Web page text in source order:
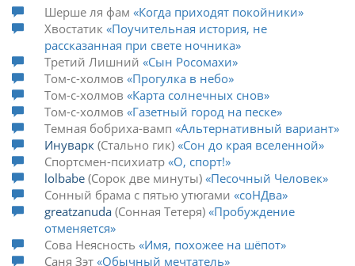
Шерше ля фам
Когда приходят покойники
Хвостатик
Поучительная история, не
рассказанная при свете ночника
Третий Лишний
Сын Росомахи
Том-с-холмов
Прогулка в небо
Том-с-холмов
Карта солнечных снов
Том-с-холмов
Газетный город на песке
Темная бобриха-вамп Альтернативный вариант
Инуварк Стально гик
Сон до края вселенной
Спортсмен-психиатр О, спорт!
lolbabe Сорок две минуты
Песочный Человек
Сонный брама с пятью утюгами
соНДва
greatzanuda Сонная Тетеря
Пробуждение
отменяется
Сова Неясность
Имя, похожее на шёпот
Саня Зэт Обычный мечтатель